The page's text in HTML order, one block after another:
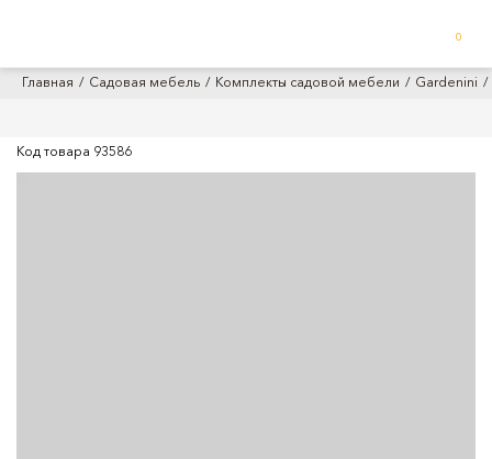
0
Главная Садовая мебель Комплекты садовой мебели Gardenini
Код товара 93586